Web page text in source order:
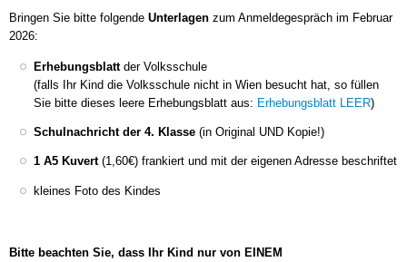
Bringen Sie bitte folgende Unterlagen zum Anmeldegespräch im Februar
2026:
Erhebungsblatt der Volksschule
(falls Ihr Kind die Volksschule nicht in Wien besucht hat, so füllen
Sie bitte dieses leere Erhebungsblatt aus: Erhebungsblatt LEER)
Schulnachricht der 4. Klasse(in Original UND Kopie!)
1 A5 Kuvert(1,60€) frankiert und mit der eigenen Adresse beschriftet
kleines Foto des Kindes
Bitte beachten Sie, dass Ihr Kind nur von EINEM